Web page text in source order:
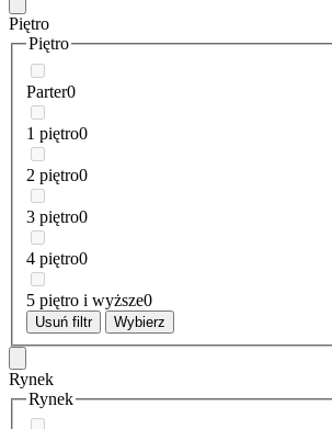
Piętro
Piętro
Parter0
1 piętro0
2 piętro0
3 piętro0
4 piętro0
5 piętro i wyższe0
Usuń filtr Wybierz
Rynek
Rynek